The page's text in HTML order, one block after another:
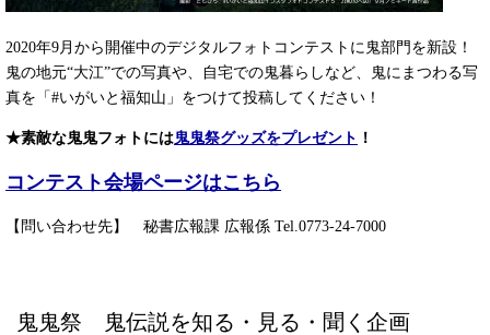
2020年9月から開催中のデジタルフォトコンテストに鬼部門を新設！
鬼の地元“大江”での写真や、自宅での鬼暮らしなど、鬼にまつわる写
真を「#いがいと福知山」をつけて投稿してください！
★素敵な鬼鬼フォトには鬼鬼祭グッズをプレゼント ！
コンテスト会場ページはこちら
【問い合わせ先】 秘書広報課 広報係 Tel.0773-24-7000
鬼鬼祭 鬼伝説を知る・見る・聞く企画